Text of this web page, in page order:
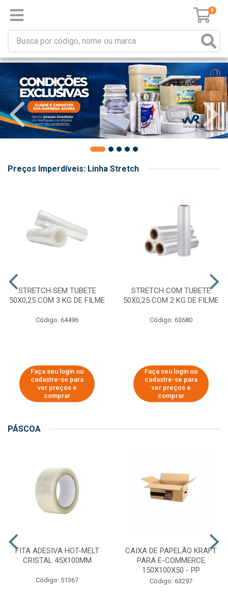
0
Preços Imperdíveis: Linha Stretch
STRETCH SEM TUBETE
50X0,25 COM 3 KG DE FILME
Código: 64496
Faça seu login ou
cadastre-se para
ver preços e
comprar
STRETCH COM TUBETE
50X0,25 COM 2 KG DE FILME
Código: 63680
Faça seu login ou
cadastre-se para
ver preços e
comprar
PÁSCOA
FITA ADESIVA HOT-MELT
CRISTAL 45X100MM
Código: 51367
CAIXA DE PAPELÃO KRAFT
PARA E-COMMERCE
150X100X50 - PP
Código: 63297